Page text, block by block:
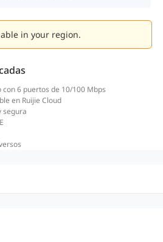
in your region.
con 6 puertos de 10/100 Mbps
en Ruijie Cloud
segura